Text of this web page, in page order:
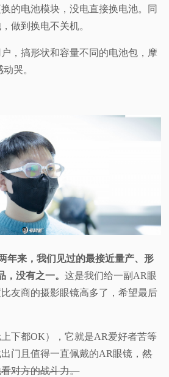
的电池模块，没电直接换电池。同
做到换电不关机。
，搞形状和容量不同的电池包，摩
哭。
年来，我们见过的最接近量产、形
，没有之一。这是我们给一副AR眼
友商的摄影眼镜高多了，希望最后
下都OK），它就是AR爱好者苦等
门且值得一直佩戴的AR眼镜，然
对方的战斗力。